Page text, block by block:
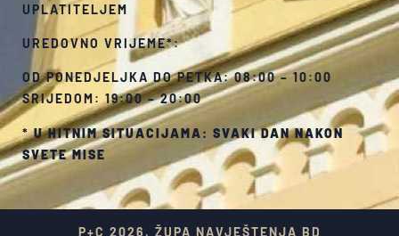
UPLATITELJEM
UREDOVNO VRIJEME*:
OD PONEDJELJKA DO PETKA: 08:00 – 10:00
SRIJEDOM: 19:00 – 20:00
*U HITNIM SITUACIJAMA: SVAKI DAN NAKON
SVETE MISE
P+C 2026. ŽUPA NAVJEŠTENJA BD